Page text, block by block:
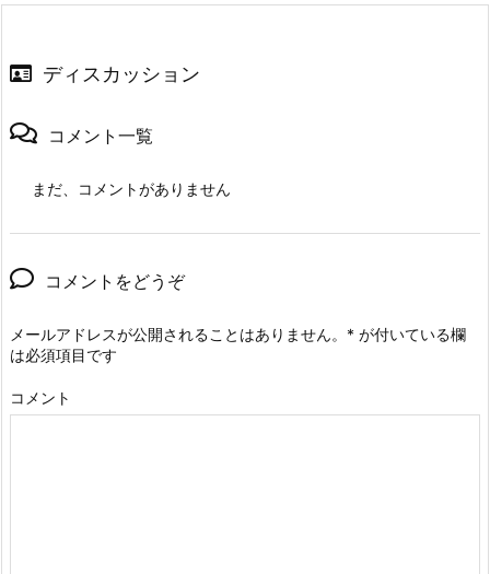
ディスカッション
コメント一覧
まだ、コメントがありません
コメントをどうぞ
メールアドレスが公開されることはありません。 * が付いている欄
は必須項目です
コメント